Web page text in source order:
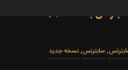
به نسخه ۲/۹
, سابترنس,نسخه جدید